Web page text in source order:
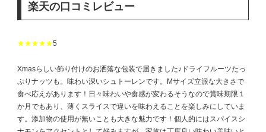
楽天の口コミレビュー
★★★★★5
Xmasらしい飾り付けのお洒落な包装で届きました♪ドライフルーツたっ
ぷりナッツも。味わい深いシュトーレンです。Mサイズ立派な大きさで
食べ応えがあります！日々味わいや食感が変わるそうなので賞味期限１
か月でもあり、薄くスライスで違いを味わえることを楽しみにしていま
す。添加物の使用が無いことも大きな魅力です！個人的にはスパイスシ